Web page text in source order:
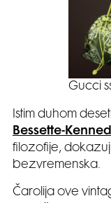
Gucci
Istim duhom
Bessette-
filozofije,
bezvremenska.
Čarolija ove